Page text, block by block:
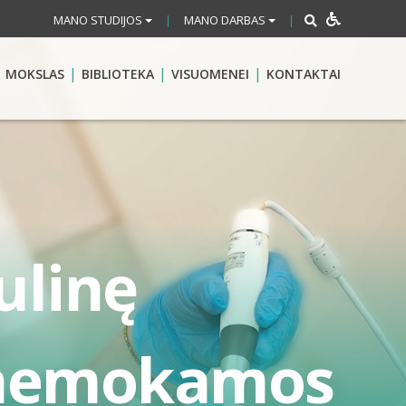
MANO STUDIJOS | MANO DARBAS |
MOKSLAS BIBLIOTEKA VISUOMENEI KONTAKTAI